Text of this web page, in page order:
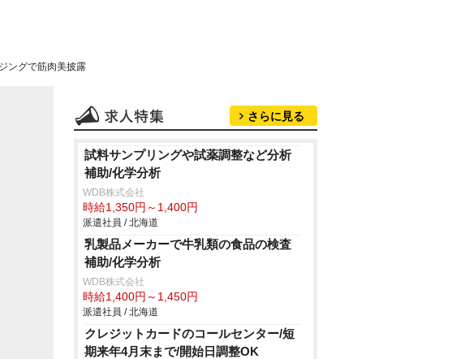
ングで筋肉美披露
さらに見る
試料サンプリングや試薬調整など分析
補助/化学分析
WDB株式会社
時給1,350円～1,400円
派遣社員 / 北海道
乳製品メーカーで牛乳類の食品の検査
補助/化学分析
WDB株式会社
時給1,400円～1,450円
派遣社員 / 北海道
クレジットカードのコールセンター/短
期来年4月末まで/開始日調整OK